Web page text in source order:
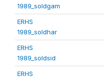
1989_soldgam
ERHS
1989_soldhar
ERHS
1989_soldsid
ERHS